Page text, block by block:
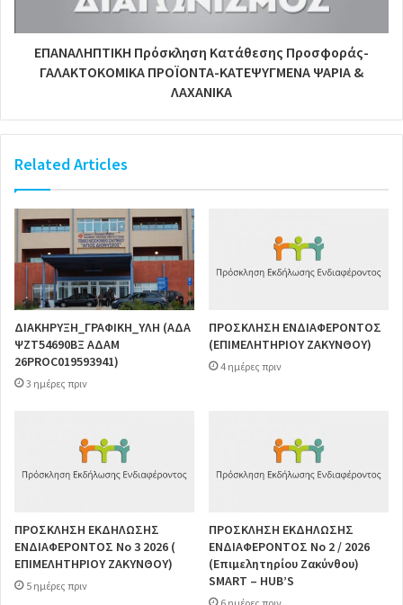
ΕΠΑΝΑΛΗΠΤΙΚΗ Πρόσκληση Κατάθεσης Προσφοράς-
ΓΑΛΑΚΤΟΚΟΜΙΚΑ ΠΡΟΪΟΝΤΑ-ΚΑΤΕΨΥΓΜΕΝΑ ΨΑΡΙΑ &
ΛΑΧΑΝΙΚΑ
Related Articles
ΔΙΑΚΗΡΥΞΗ_ΓΡΑΦΙΚΗ_ΥΛΗ (ΑΔΑ
ΨΖΤ54690ΒΞ ΑΔΑΜ
26PROC019593941)
3 ημέρες πριν
ΠΡΟΣΚΛΗΣΗ ΕΝΔΙΑΦΕΡΟΝΤΟΣ
(ΕΠΙΜΕΛΗΤΗΡΙΟΥ ΖΑΚΥΝΘΟΥ)
4 ημέρες πριν
ΠΡΟΣΚΛΗΣΗ ΕΚΔΗΛΩΣΗΣ
ΕΝΔΙΑΦΕΡΟΝΤΟΣ Νο 3 2026 (
ΕΠΙΜΕΛΗΤΗΡΙΟΥ ΖΑΚΥΝΘΟΥ)
5 ημέρες πριν
ΠΡΟΣΚΛΗΣΗ ΕΚΔΗΛΩΣΗΣ
ΕΝΔΙΑΦΕΡΟΝΤΟΣ Νο 2 / 2026
(Επιμελητηρίου Ζακύνθου)
SMART – HUB’S
6 ημέρες πριν